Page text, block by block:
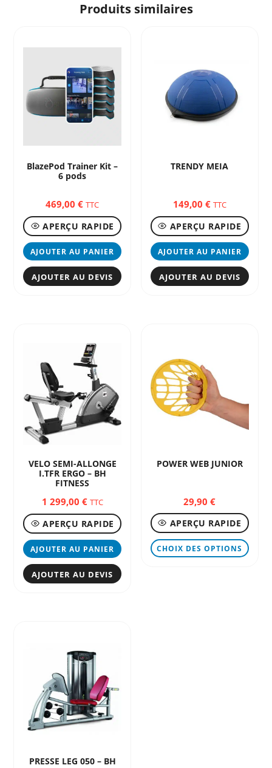
Produits similaires
BlazePod Trainer Kit –
6 pods
469,00€ TTC
APERÇU RAPIDE
AJOUTER AU PANIER
AJOUTER AU DEVIS
TRENDY MEIA
149,00 € TTC
APERÇU RAPIDE
AJOUTER AU PANIER
AJOUTER AU DEVIS
VELO SEMI-ALLONGE
I.TFR ERGO – BH
FITNESS
1 299,00 € TTC
APERÇU RAPIDE
AJOUTER AU PANIER
AJOUTER AU DEVIS
POWER WEB JUNIOR
29,90€
APERÇU RAPIDE
CHOIX DES OPTIONS
PRESSE LEG 050 – BH